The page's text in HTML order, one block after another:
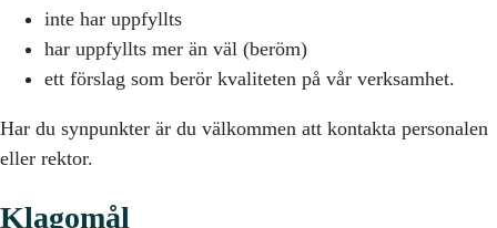
inte har uppfyllts
har uppfyllts mer än väl (beröm)
ett förslag som berör kvaliteten på vår verksamhet.
Har du synpunkter är du välkommen att kontakta personalen
eller rektor.
Klagomål